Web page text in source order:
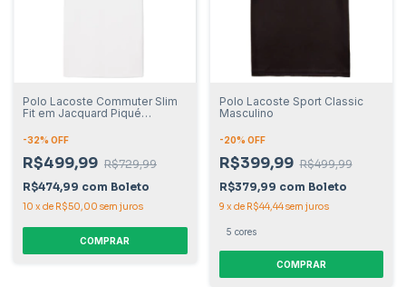
Polo Lacoste Commuter Slim
Fit em Jacquard Piqué
-32% OFF
R$499,99 R$729,99
R$474,99 com Boleto
10 x de R$50,00 sem juros
COMPRAR
Polo Lacoste Sport Classic
Masculino
-20% OFF
R$399,99 R$499,99
R$379,99 com Boleto
9 x de R$44,44sem juros
5 cores
COMPRAR